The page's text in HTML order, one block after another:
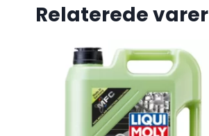
Relaterede varer